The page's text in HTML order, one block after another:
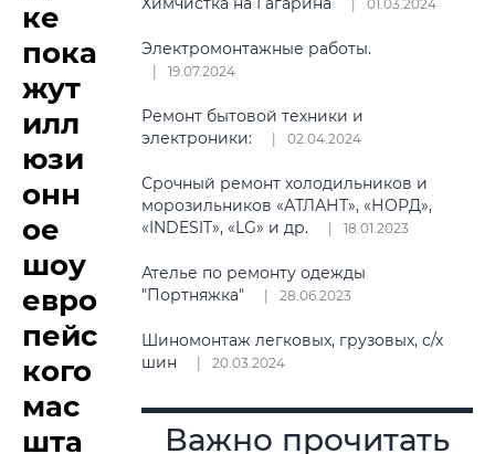
ке
пока
жут
илл
юзи
онн
ое
шоу
евро
пейс
кого
мас
шта
01.03.2024
Электромонтажные работы.
19.07.2024
Ремонт бытовой техники и
электроники:
02.04.2024
Срочный ремонт холодильников и
морозильников «АТЛАНТ», «НОРД»,
«INDESIT», «LG» и др.
18.01.2023
Ателье по ремонту одежды
"Портняжка"
28.06.2023
Шиномонтаж легковых, грузовых, с/х
шин
20.03.2024
Важно прочитать